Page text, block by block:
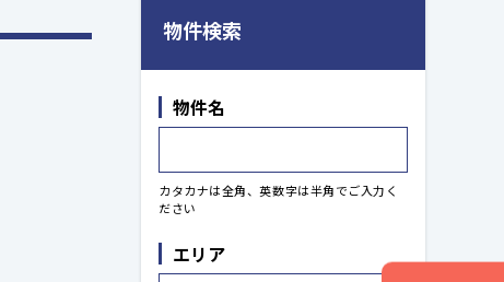
物件検索
物件名
カタカナは全角、英数字は半角でご入力く
ださい
エリア